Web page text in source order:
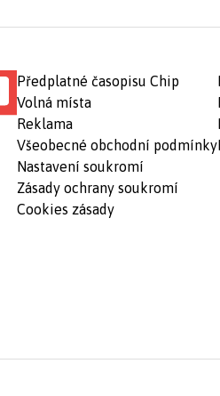
Předplatné časopisu Chip
Volná místa
Reklama
Všeobecné obchodní podmínky
Nastavení soukromí
Zásady ochrany soukromí
Cookies zásady